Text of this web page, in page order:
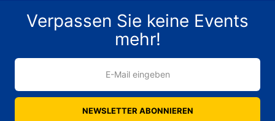
Verpassen Sie keine Events
mehr!
E-Mail eingeben
NEWSLETTER ABONNIEREN